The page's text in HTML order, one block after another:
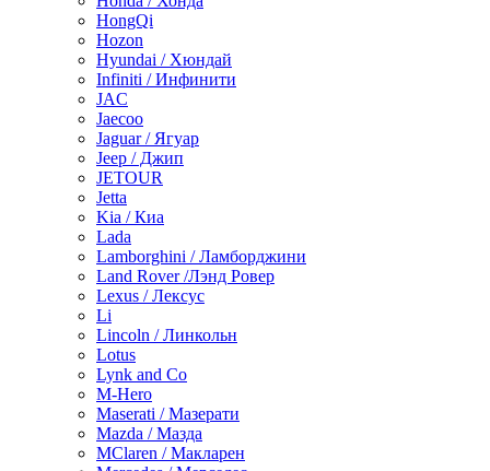
HongQi
Hozon
Hyundai / Хюндай
Infiniti / Инфинити
JAC
Jaecoo
Jaguar / Ягуар
Jeep / Джип
JETOUR
Jetta
Kia / Киа
Lada
Lamborghini / Ламборджини
Land Rover /Лэнд Ровер
Lexus / Лексус
Li
Lincoln / Линкольн
Lotus
Lynk and Co
M-Hero
Maserati / Мазерати
Mazda / Мазда
MClaren / Макларен